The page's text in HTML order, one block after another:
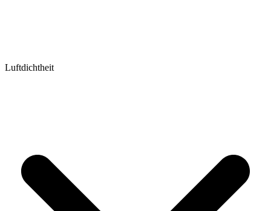
Luftdichtheit